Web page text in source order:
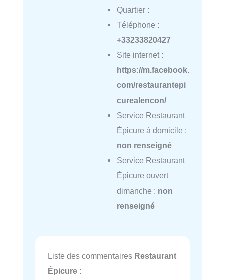
Quartier :
Téléphone :
+33233820427
Site internet :
https://m.facebook.
com/restaurantepi
curealencon/
Service Restaurant
Épicure à domicile :
non renseigné
Service Restaurant
Épicure ouvert
dimanche : non
renseigné
Liste des commentaires Restaurant
Épicure :